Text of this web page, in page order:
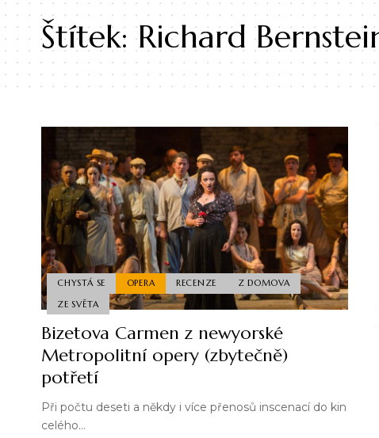
Štítek:Richard
CHYSTÁ SE OPERA RECENZE
Z DOMOVA
ZE SVĚTA
Bizetova Carmen z newyorské
Metropolitní opery (zbytečně)
potřetí
Při počtu deseti a někdy i více přenosů inscenací do kin
celého…